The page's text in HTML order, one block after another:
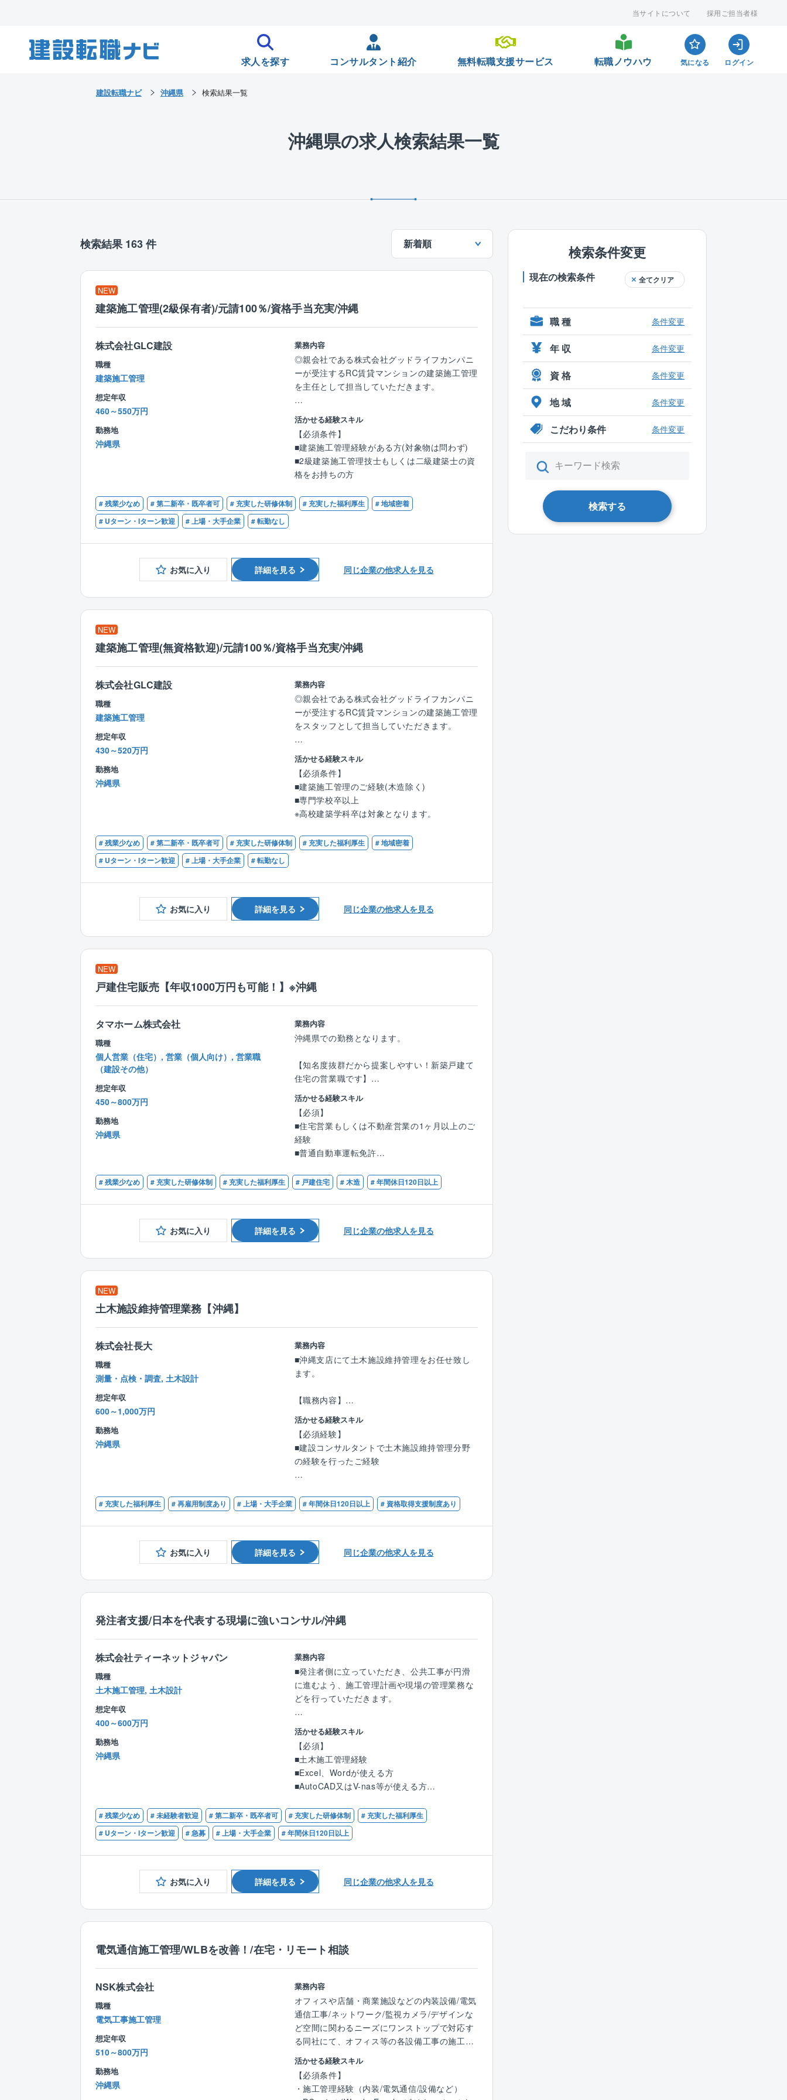
当サイトについて 採用ご担当者様
求人を探す コンサルタント紹介 無料転職支援サービス 転職ノウハウ 気になる ログイン
沖縄県の求人検索結果一覧
検索結果 163 件 新着順
NEW
建築施工管理(2級保有者)/元請100％/資格手当充実/沖縄
株式会社GLC建設
職種
建築施工管理
想定年収
460～550万円
勤務地
沖縄県
業務内容
◎親会社である株式会社グッドライフカンパニ
ーが受注するRC賃貸マンションの建築施工管理
を主任として担当していただきます。
【具体的には】
■工程計画の立案、施工図作成、現場での工
程、安全、品質、予算の管理
■仕様変更やスケジュール変更に伴う業者調整
■工事期間（目安）7ヶ月～18ヶ月
【配属先(那覇)の組織構成】
■工事部9名（全員男性）が在籍しています。20
士1名、資格無し2名）
「担う現場数が多すぎる」「残業が辛い」「職
人さんとうまくいかない」「評価基準が曖
昧」、過去にそんな悩みを持った社員が多く入
社しています。
＜安心安全な施工管理体制＞
■同社ではチーム制を導入しています。そのこ
る環境のため、働き方の改善にも繋がっていま
す。
＜自社内ですべて完結＞
■同社はグループ内で、用地仕入れ→設計→施
なく、施工業務のみに集中可能です。
■安全/工程/品質/予算の4つの指標を用いた独自
の評価制度を導入しています。施工管理業務に
おいても、成果を数値化することで正当な評価
■特に安全管理を最重視しており、予算達成の
ために削減することよりも安全に予定工期通り
す。
＜働きやすさ◎＞
■転勤や長期出張は想定しておりません。また
『悪天候も加味した計画』が立てられているた
め、無理な残業など無理な働き方をすることは
ありません。
活かせる経験スキル
【必須条件】
■建築施工管理経験がある方(対象物は問わず)
■2級建築施工管理技士もしくは二級建築士の資
格をお持ちの方
# 残業少なめ # 第二新卒・既卒者可 # 充実した研修体制 # 充実した福利厚生
# 地域密着
# Uターン・Iターン歓迎
# 上場・大手企業 # 転勤なし
お気に入り 詳細を見る 同じ企業の他求人を見る
NEW
建築施工管理(無資格歓迎)/元請100％/資格手当充実/沖縄
株式会社GLC建設
職種
建築施工管理
想定年収
430～520万円
勤務地
沖縄県
業務内容
◎親会社である株式会社グッドライフカンパニ
ーが受注するRC賃貸マンションの建築施工管理
をスタッフとして担当していただきます。
【具体的には】
■工程計画の立案、施工図作成、現場での工
程、安全、品質、予算の管理
■仕様変更やスケジュール変更に伴う業者調整
■工事期間（目安）7ヶ月～18ヶ月
【配属先(那覇)の組織構成】
■工事部9名（全員男性）が在籍しています。20
士1名、資格無し2名）
「担う現場数が多すぎる」「残業が辛い」「職
人さんとうまくいかない」「評価基準が曖
昧」、過去にそんな悩みを持った社員が多く入
社しています。
■同社ではチーム制を導入しています。そのこ
とにより、サポート体制が充実しており急なお
る環境のため、働き方の改善にも繋がっていま
す。
＜自社内ですべて完結＞
■同社はグループ内で、用地仕入れ→設計→施
なく、施工業務のみに集中可能です。
■安全/工程/品質/予算の4つの指標を用いた独自
の評価制度を導入しています。施工管理業務に
＜働きやすさ◎＞
■転勤や長期出張は想定しておりません。また
『悪天候も加味した計画』が立てられているた
ありません。
活かせる経験スキル
【必須条件】
■建築施工管理のご経験(木造除く)
■専門学校卒以上
※高校建築学科卒は対象となります。
# 残業少なめ # 第二新卒・既卒者可 # 充実した研修体制 # 充実した福利厚生
# 地域密着
# Uターン・Iターン歓迎
# 上場・大手企業 # 転勤なし
お気に入り 詳細を見る 同じ企業の他求人を見る
NEW
戸建住宅販売【年収1000万円も可能！】※沖縄
タマホーム株式会社
職種
個人営業（住宅）, 営業（個人向け）, 営業職
（建設その他）
想定年収
450～800万円
勤務地
沖縄県
業務内容
沖縄県での勤務となります。
【知名度抜群だから提案しやすい！新築戸建て
住宅の営業職です】
モデルハウスに来場されたお客様へ、同社の住
宅をご提案していただきます。
【具体的には】
●住宅に関するご希望のヒアリング、プラン作
成
●住宅建設地の敷地調査、現地調査、役所調査
●住宅ローンのご相談等
ていただきます。
これまでのご経験を存分に発揮していただける
国産材使用率74.1%
★圧倒的な集客力
集客数（年間）約180,000組
一人当たり契約数平均（年間）10.25棟（約10
棟）
★条件
年間休日120日
平均年収932万円
■毎月支給
■請負金額×歩合率という分かり易さ
建物平均単価2,350万円× 1.5％ ＋ プラスα
■平均受注数
平均年間受注数：10.25棟（1人当たり）
＜例：年間歩合給＞
1棟当たり約45万円×平均10棟＝450万円
活かせる経験スキル
【必須】
■住宅営業もしくは不動産営業の1ヶ月以上のご
経験
■普通自動車運転免許
【歓迎】
■何らかの営業経験5年以上がある方
■宅地建物取引士の資格保有者
# 残業少なめ # 充実した研修体制 # 充実した福利厚生 # 戸建住宅 # 木造 # 年間休日120日以上
お気に入り 詳細を見る 同じ企業の他求人を見る
NEW
土木施設維持管理業務【沖縄】
株式会社長大
職種
測量・点検・調査, 土木設計
想定年収
600～1,000万円
勤務地
沖縄県
業務内容
■沖縄支店にて土木施設維持管理をお任せ致し
ます。
【職務内容】
1)インフラ施設（主に道路施設）の点検・診断
業務
2)長寿命化計画等インフラ施設のライフサイク
ル最適化検討
3)インフラ情報の整備・活用による維持管理の
高度化検討
【特徴】
物、駐車場やドーム関連施設などの施設）の日
常的な施設の点検・診断業務、情報管理業務、
【同社の特徴】
■同社では、働き方改革に注力しております。
残業時間の徹底管理や、最新技術を導入した生
産性の向上等を進め、完全週休二日、年間休日
127日を実現しています。
繁忙期、閑散期の波はございますが、残業時間
■再雇用制度あり
定年退職は、満60歳（第1定年）満65歳（第2
定年）が定められており自由に選択可能です。
また、人事会議の認定を受けることで、満65歳
のため、長く就業していただくことは可能でご
ざいます。
【同社について】
■同社は1968年に海峡に架ける長大吊り橋技術
水準の長大橋梁設計技術が国際市場で高く評価
されています。
り橋を中心としてアメリカ、ヨーロッパ、南
米、アフリカ、中国、韓国、ベトナムなどで数
多くのプロジェクトに参画してきました。
また発展途上国への技術移転に全面的に協力す
るなど、日本の国際協力事業にも積極的に参加
しています。
■社会基盤を創るような大きい仕事をすること
ができます。
活かせる経験スキル
【必須経験】
■建設コンサルタントで土木施設維持管理分野
の経験を行ったご経験
■技術士（建設部門、応用理学部門等）
■RCCM（道路、トンネル、鋼構造及びコンク
リート、建設情報）
■1級土木施工管理技士
■コンクリート診断士
■鋼構造物診断士
■道路橋梁点検士
# 充実した福利厚生 # 再雇用制度あり # 上場・大手企業 # 年間休日120日以上 # 資格取得支援制度あり
お気に入り 詳細を見る 同じ企業の他求人を見る
発注者支援/日本を代表する現場に強いコンサル/沖縄
株式会社ティーネットジャパン
職種
土木施工管理, 土木設計
想定年収
400～600万円
勤務地
沖縄県
業務内容
■発注者側に立っていただき、公共工事が円滑
に進むよう、施工管理計画や現場の管理業務な
どを行っていただきます。
【具体的には】
◇工事監督支援業務
現場の一線に立ち、施工計画・工期通りに作業
を進めているか、施工状況の照合や出来形確
認、原位置試験立会などの品質確保、
不安全作業や危険箇所のチェックなど多岐に亘
り担当工事の施工管理を行います。
◇行政事務補助業務
公共事業に関連する発注者以外の官公庁や企業
者に対する協議資料、地元の方々へのわかりや
公共事業に関わる工事費用の算出補助などを担
当。
発注図面や数量計算書をもとに、工事全体の工
事費の算出や設計変更に伴う積算・指示書の作
成も行っていきます。
※上記3つのうちご希望を考慮しつつ、過去のス
キルや経験をもとに業務をお任せしていきま
す。
※基本的に施工管理で現場へ向かうのは、「工
事監督支援業務」を担当する社員のみです。
活かせる経験スキル
【必須】
■土木施工管理経験
■Excel、Wordが使える方
■AutoCAD又はV-nas等が使える方
■1級または2級土木施工管理技士
■普通自動車運転免許
【歓迎】
■発注者支援業務経験（国交省案件）
# 残業少なめ # 未経験者歓迎 # 第二新卒・既卒者可 # 充実した研修体制
# 充実した福利厚生
# Uターン・Iターン歓迎
# 急募 # 上場・大手企業 # 年間休日120日以上
お気に入り 詳細を見る 同じ企業の他求人を見る
電気通信施工管理/WLBを改善！/在宅・リモート相談
NSK株式会社
職種
電気工事施工管理
想定年収
510～800万円
勤務地
沖縄県
業務内容
オフィスや店舗・商業施設などの内装設備/電気
通信工事/ネットワーク/監視カメラ/デザインな
ど空間に関わるニーズにワンストップで対応す
る同社にて、オフィス等の各設備工事の施工管
理をお任せします。
【業務詳細】
オフィスや学校、工場、病院などの様々な内装
活かせる経験スキル
【必須条件】
・施工管理経験（内装/電気通信/設備など）
検索条件変更
現在の検索条件 全てクリア
職 種 条件変更
年 収 条件変更
資 格 条件変更
地 域 条件変更
こだわり条件 条件変更
検索する
建設転職ナビ 沖縄県 検索結果一覧